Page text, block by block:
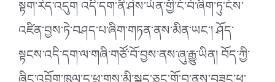
སྟག་རེད་འདུག འདི་དག་ནི་ཤེས་ཡོན་གྱི་ངོ་བོ་ཞིག་ཏུ་ངོས་
འཛིན་བྱས་ཏེ་བཤད་པ་ཞིག་གཏན་ནས་མིན་ཡང་། ཤོད་
སྟངས་འདི་དག་ལ་གཞི་གཙོ་བོ་བྱས་ནས་ཞུ་རྒྱུ་ཡིན། བོད་ཀྱི་